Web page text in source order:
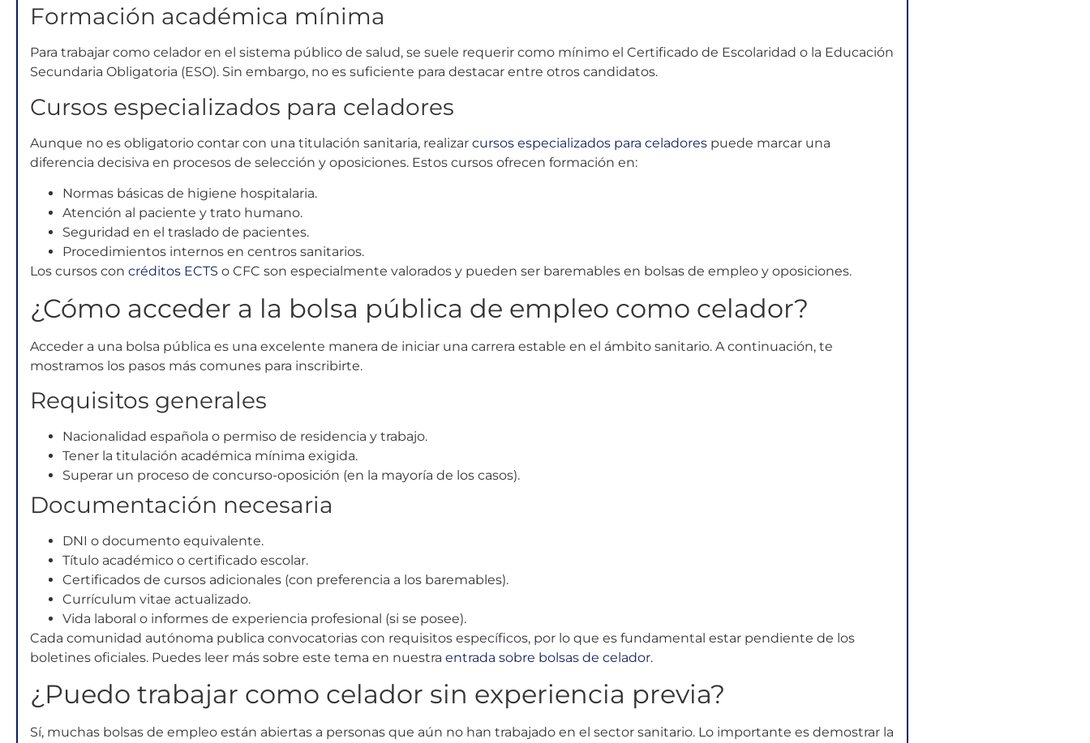
Formación académica mínima
Para trabajar como celador en el sistema público de salud, se suele requerir como mínimo el Certificado de Escolaridad o la Educación
Secundaria Obligatoria (ESO). Sin embargo, no es suficiente para destacar entre otros candidatos.
Cursos especializados para celadores
Aunque no es obligatorio contar con una titulación sanitaria, realizar cursos especializados para celadores puede marcar una
diferencia decisiva en procesos de selección y oposiciones. Estos cursos ofrecen formación en:
Normas básicas de higiene hospitalaria.
Atención al paciente y trato humano.
Seguridad en el traslado de pacientes.
Procedimientos internos en centros sanitarios.
Los cursos con créditos ECTS o CFC son especialmente valorados y pueden ser baremables en bolsas de empleo y oposiciones.
¿Cómo acceder a la bolsa pública de empleo como celador?
Acceder a una bolsa pública es una excelente manera de iniciar una carrera estable en el ámbito sanitario. A continuación, te
mostramos los pasos más comunes para inscribirte.
Requisitos generales
Nacionalidad española o permiso de residencia y trabajo.
Tener la titulación académica mínima exigida.
Superar un proceso de concurso-oposición (en la mayoría de los casos).
Documentación necesaria
DNI o documento equivalente.
Título académico o certificado escolar.
Certificados de cursos adicionales (con preferencia a los baremables).
Currículum vitae actualizado.
Vida laboral o informes de experiencia profesional (si se posee).
Cada comunidad autónoma publica convocatorias con requisitos específicos, por lo que es fundamental estar pendiente de los
boletines oficiales. Puedes leer más sobre este tema en nuestra entrada sobre bolsas de celador.
¿Puedo trabajar como celador sin experiencia previa?
Sí, muchas bolsas de empleo están abiertas a personas que aún no han trabajado en el sector sanitario. Lo importante es demostrar la